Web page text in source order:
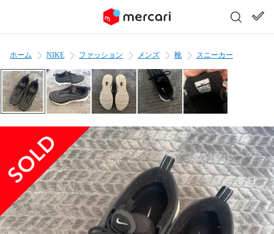
ホーム NIKE ファッション メンズ 靴 スニーカー